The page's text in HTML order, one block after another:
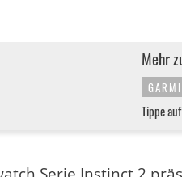
Mehr
Tippe